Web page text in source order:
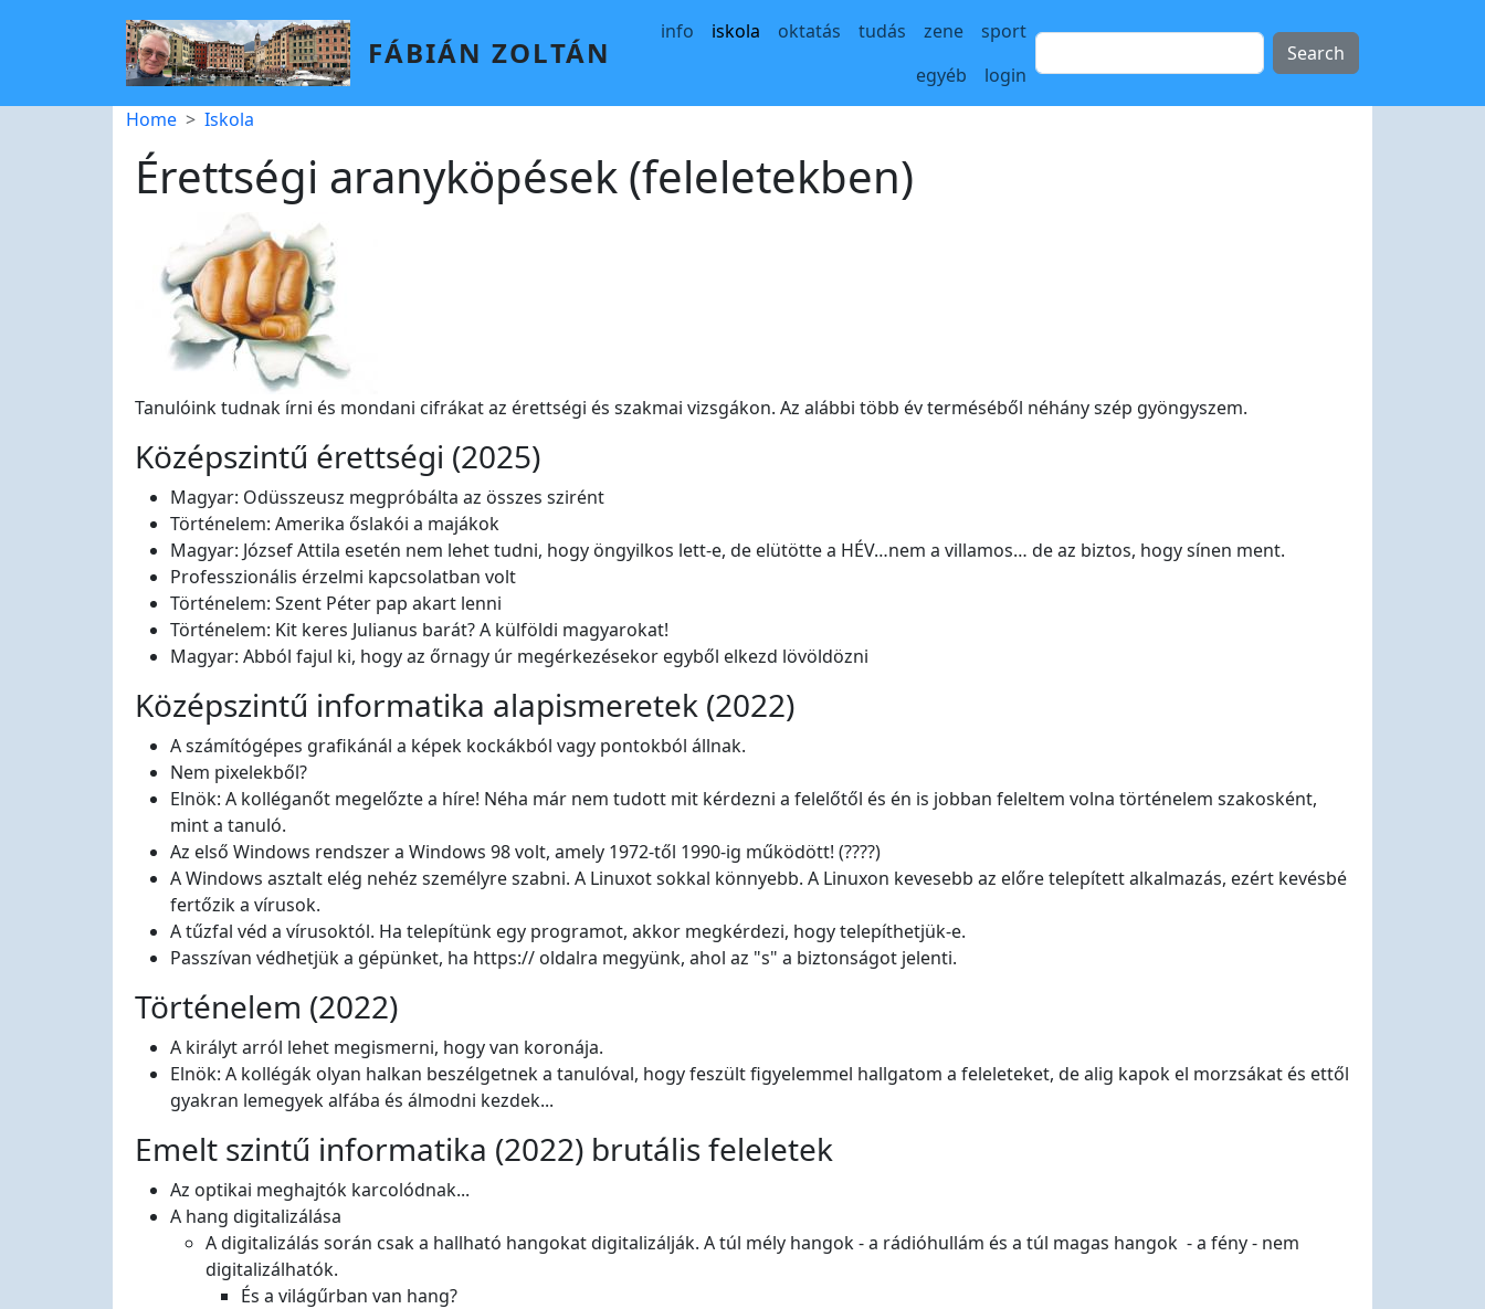
FÁBIÁN ZOLTÁN
Main navigation
info iskola oktatás tudás zene
sport
egyéb
login
Breadcrumb
Home Iskola
Érettségi aranyköpések (feleletekben)
Tanulóink tudnak írni és mondani cifrákat az érettségi és szakmai vizsgákon. Az alábbi több év terméséből néhány szép gyöngyszem.
Középszintű érettségi (2025)
Magyar: Odüsszeusz megpróbálta az összes szirént
Történelem: Amerika őslakói a majákok
Magyar: József Attila esetén nem lehet tudni, hogy öngyilkos lett-e, de elütötte a HÉV…nem a villamos… de az biztos, hogy sínen ment.
Professzionális érzelmi kapcsolatban volt
Történelem: Szent Péter pap akart lenni
Történelem: Kit keres Julianus barát? A külföldi magyarokat!
Magyar: Abból fajul ki, hogy az őrnagy úr megérkezésekor egyből elkezd lövöldözni
Középszintű informatika alapismeretek (2022)
A számítógépes grafikánál a képek kockákból vagy pontokból állnak.
Nem pixelekből?
Elnök: A kolléganőt megelőzte a híre! Néha már nem tudott mit kérdezni a felelőtől és én is jobban feleltem volna történelem szakosként,
mint a tanuló.
Az első Windows rendszer a Windows 98 volt, amely 1972-től 1990-ig működött! (????)
A Windows asztalt elég nehéz személyre szabni. A Linuxot sokkal könnyebb. A Linuxon kevesebb az előre telepített alkalmazás, ezért kevésbé
fertőzik a vírusok.
A tűzfal véd a vírusoktól. Ha telepítünk egy programot, akkor megkérdezi, hogy telepíthetjük-e.
Passzívan védhetjük a gépünket, ha https:// oldalra megyünk, ahol az "s" a biztonságot jelenti.
Történelem (2022)
A királyt arról lehet megismerni, hogy van koronája.
Elnök: A kollégák olyan halkan beszélgetnek a tanulóval, hogy feszült figyelemmel hallgatom a feleleteket, de alig kapok el morzsákat és ettől
gyakran lemegyek alfába és álmodni kezdek...
Emelt szintű informatika (2022) brutális feleletek
Az optikai meghajtók karcolódnak...
A hang digitalizálása
A digitalizálás során csak a hallható hangokat digitalizálják. A túl mély hangok - a rádióhullám és a túl magas hangok - a fény - nem
digitalizálhatók.
És a világűrban van hang?